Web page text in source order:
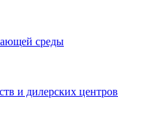
среды
и дилерских центров